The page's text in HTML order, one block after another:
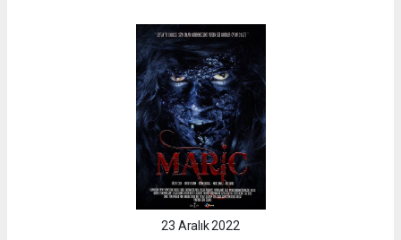
23 Aralık 2022